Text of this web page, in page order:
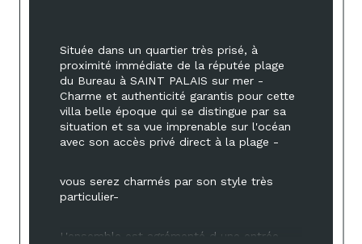
Située dans un quartier très prisé, à
proximité immédiate de la réputée plage
du Bureau à SAINT PALAIS sur mer -
Charme et authenticité garantis pour cette
villa belle époque qui se distingue par sa
situation et sa vue imprenable sur l'océan
avec son accès privé direct à la plage -
vous serez charmés par son style très
particulier-
L'ensemble est agrémenté d une entrée